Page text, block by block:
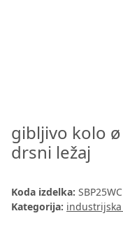
gibljivo kolo
drsni ležaj
Koda izdelka:
Kategorija: industrijska